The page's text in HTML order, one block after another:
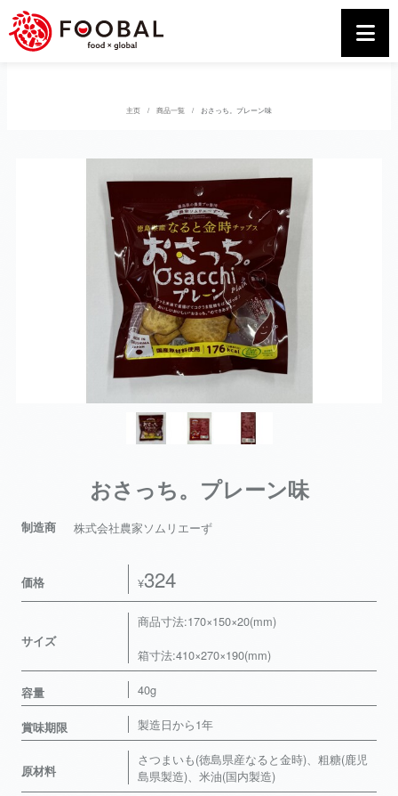
主页 商品一覧 おさっち。プレーン味
おさっち。プレーン味
制造商 株式会社農家ソムリエーず
価格 ¥324
サイズ
商品寸法:170×150×20(mm)
箱寸法:410×270×190(mm)
容量 40g
賞味期限 製造日から1年
原材料
さつまいも(徳島県産なると金時)、粗糖(鹿児
島県製造)、米油(国内製造)